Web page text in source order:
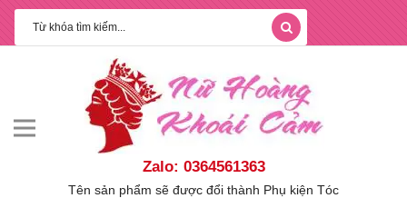
Zalo: 0364561363
Tên sản phẩm sẽ được đổi thành Phụ kiện Tóc